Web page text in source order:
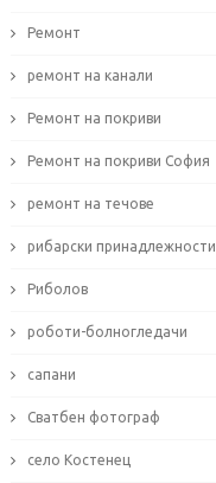
Ремонт
ремонт на канали
Ремонт на покриви
Ремонт на покриви София
ремонт на течове
рибарски принадлежности
Риболов
роботи-болногледачи
сапани
Сватбен фотограф
село Костенец